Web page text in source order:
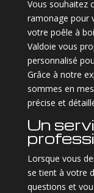
Vous souhaitez
ramonage pour
votre poêle à
Valdoie vous
personnalisé
Grâce à notre
sommes en
précise et
Un
Lorsque vous
se tient à votre
questions et